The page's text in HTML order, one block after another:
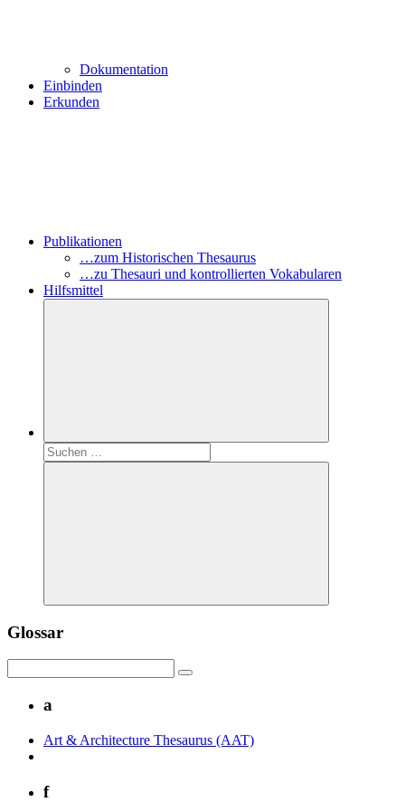
Dokumentation
Einbinden
Erkunden
Publikationen
…zum Historischen Thesaurus
…zu Thesauri und kontrollierten Vokabularen
Hilfsmittel
Suchen
nach:
Suchen
Glossar
a
Art & Architecture Thesaurus (AAT)
f